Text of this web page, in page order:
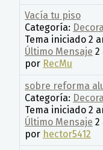
Vacía tu piso
Categoría:
Tema iniciado 2
Último Mensaje 2
por RecMu
sobre reforma
Categoría:
Tema iniciado 2
Último Mensaje 2
por hector5412